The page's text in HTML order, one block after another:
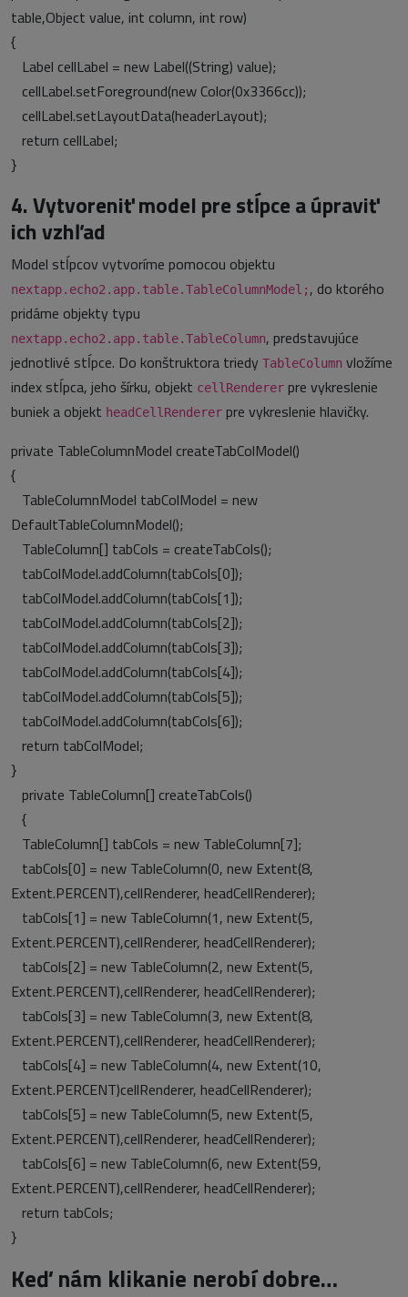
table,Object value, int column, int row)
{
Label cellLabel = new Label((String) value);
cellLabel.setForeground(new Color(0x3366cc));
cellLabel.setLayoutData(headerLayout);
return cellLabel;
}
4. Vytvoreniť model pre stĺpce a úpraviť
ich vzhľad
Model stĺpcov vytvoríme pomocou objektu
nextapp.echo2.app.table.TableColumnModel; , do ktorého
pridáme objekty typu
nextapp.echo2.app.table.TableColumn, predstavujúce
jednotlivé stĺpce. Do konštruktora triedy TableColumn vložíme
index stĺpca, jeho šírku, objekt cellRenderer pre vykreslenie
buniek a objekt headCellRenderer pre vykreslenie hlavičky.
private TableColumnModel createTabColModel()
{
TableColumnModel tabColModel = new
DefaultTableColumnModel();
TableColumn[] tabCols = createTabCols();
tabColModel.addColumn(tabCols[0]);
tabColModel.addColumn(tabCols[1]);
tabColModel.addColumn(tabCols[2]);
tabColModel.addColumn(tabCols[3]);
tabColModel.addColumn(tabCols[4]);
tabColModel.addColumn(tabCols[5]);
tabColModel.addColumn(tabCols[6]);
return tabColModel;
}
private TableColumn[] createTabCols()
{
TableColumn[] tabCols = new TableColumn[7];
tabCols[0] = new TableColumn(0, new Extent(8,
Extent.PERCENT),cellRenderer, headCellRenderer);
tabCols[1] = new TableColumn(1, new Extent(5,
Extent.PERCENT),cellRenderer, headCellRenderer);
tabCols[2] = new TableColumn(2, new Extent(5,
Extent.PERCENT),cellRenderer, headCellRenderer);
tabCols[3] = new TableColumn(3, new Extent(8,
Extent.PERCENT),cellRenderer, headCellRenderer);
tabCols[4] = new TableColumn(4, new Extent(10,
Extent.PERCENT)cellRenderer, headCellRenderer);
tabCols[5] = new TableColumn(5, new Extent(5,
Extent.PERCENT),cellRenderer, headCellRenderer);
tabCols[6] = new TableColumn(6, new Extent(59,
Extent.PERCENT),cellRenderer, headCellRenderer);
return tabCols;
}
Keď nám klikanie nerobí dobre…